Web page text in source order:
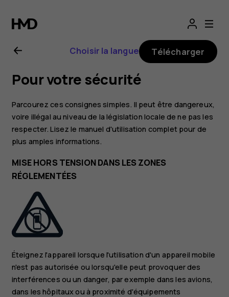
Guide
de
l'utilisateur
Nokia
G21
Choisir la langue Télécharger
Pour votre sécurité
Parcourez ces consignes simples. Il peut être dangereux,
voire illégal au niveau de la législation locale de ne pas les
respecter. Lisez le manuel d'utilisation complet pour de
plus amples informations.
MISE HORS TENSION DANS LES ZONES
RÉGLEMENTÉES
Éteignez l'appareil lorsque l'utilisation d'un appareil mobile
n'est pas autorisée ou lorsqu'elle peut provoquer des
interférences ou un danger, par exemple dans les avions,
dans les hôpitaux ou à proximité d'équipements